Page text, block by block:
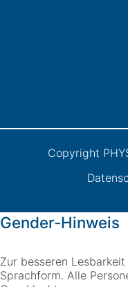
Copyright
Gender-Hinweis
Zur besseren
Sprachform. Alle